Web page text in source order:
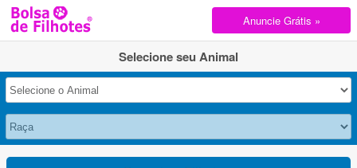
Anuncie Grátis »
Selecione seu Animal